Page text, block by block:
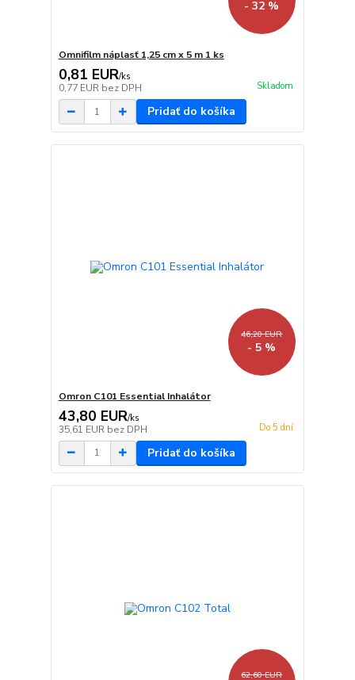
- 32 %
Omnifilm náplasť 1,25 cm x 5 m 1 ks
0,81 EUR/ks
0,77 EUR bez DPH Skladom
Pridať do košíka
46,20 EUR
- 5 %
Omron C101 Essential Inhalátor
43,80 EUR/ks
35,61 EUR bez DPH Do 5 dní
Pridať do košíka
62,60 EUR